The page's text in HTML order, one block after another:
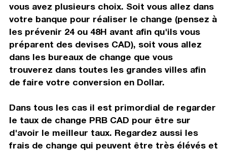
vous avez plusieurs choix. Soit vous allez dans
votre banque pour réaliser le change (pensez à
les prévenir 24 ou 48H avant afin qu'ils vous
préparent des devises CAD), soit vous allez
dans les bureaux de change que vous
trouverez dans toutes les grandes villes afin
de faire votre conversion en Dollar.
Dans tous les cas il est primordial de regarder
le taux de change PRB CAD pour être sur
d'avoir le meilleur taux. Regardez aussi les
frais de change qui peuvent être très élévés et